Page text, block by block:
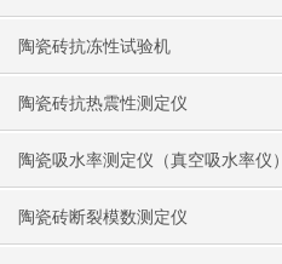
陶瓷砖抗冻性试验机
陶瓷砖抗热震性测定仪
陶瓷吸水率测定仪（真空吸水率仪）
陶瓷砖断裂模数测定仪